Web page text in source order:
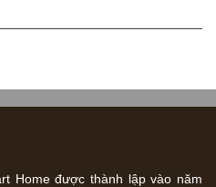
Home được thành lập vào năm